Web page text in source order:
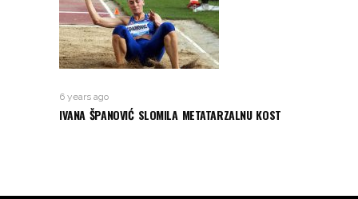
6 years ago
IVANA ŠPANOVIĆ SLOMILA METATARZALNU KOST